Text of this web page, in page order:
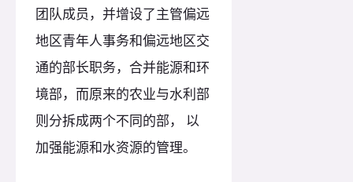
团队成员，并增设了主管偏远
地区青年人事务和偏远地区交
通的部长职务，合并能源和环
境部，而原来的农业与水利部
则分拆成两个不同的部， 以
加强能源和水资源的管理。